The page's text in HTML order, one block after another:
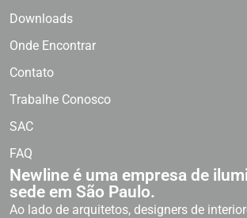
Downloads
Onde Encontrar
Contato
Trabalhe Conosco
SAC
FAQ
Newline é uma empresa de
sede em São Paulo.
Ao lado de arquitetos, designers de